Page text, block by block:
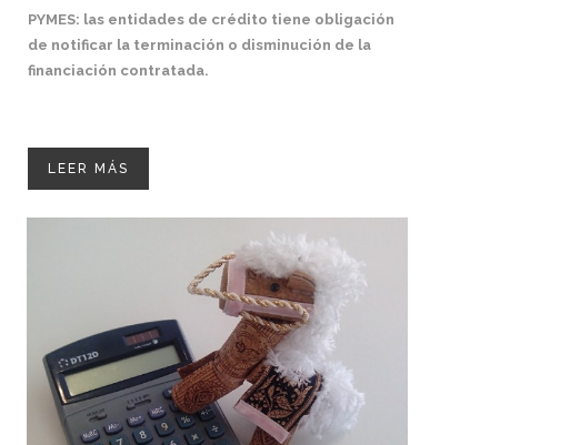
PYMES: las entidades de crédito tiene obligación
de notificar la terminación o disminución de la
financiación contratada.
LEER MÁS